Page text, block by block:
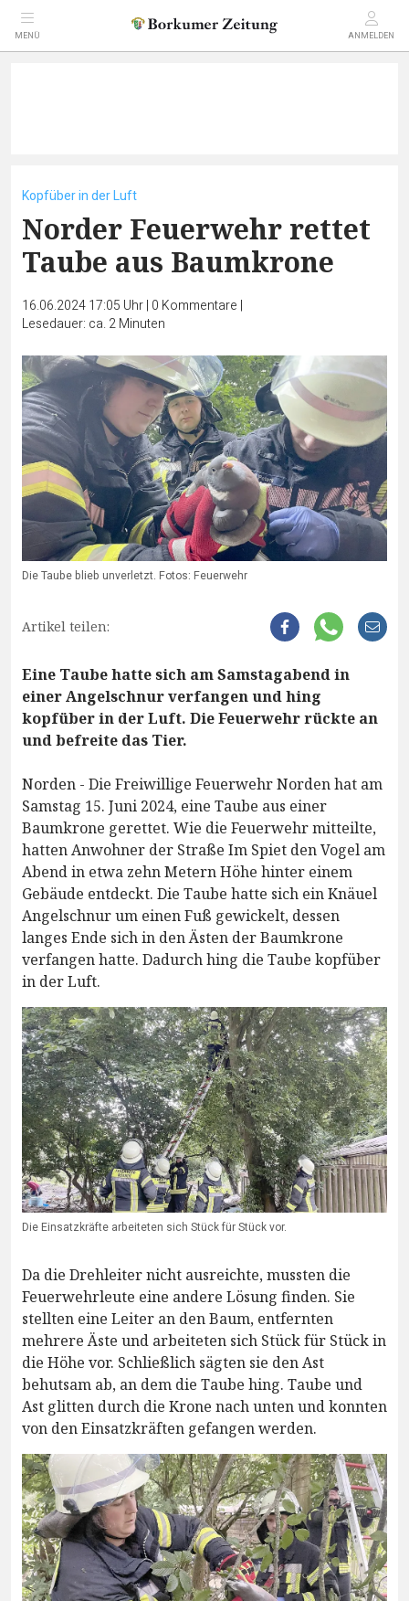
MENÜ ANMELDEN
Kopfüber in der Luft
Norder Feuerwehr rettet
Taube aus Baumkrone
16.06.2024 17:05 Uhr| 0 Kommentare |
Lesedauer: ca. 2 Minuten
Die Taube blieb unverletzt. Fotos: Feuerwehr
Artikel teilen:
Eine Taube hatte sich am Samstagabend in
einer Angelschnur verfangen und hing
kopfüber in der Luft. Die Feuerwehr rückte an
und befreite das Tier.
Norden - Die Freiwillige Feuerwehr Norden hat am
Samstag 15. Juni 2024, eine Taube aus einer
Baumkrone gerettet. Wie die Feuerwehr mitteilte,
hatten Anwohner der Straße Im Spiet den Vogel am
Abend in etwa zehn Metern Höhe hinter einem
Gebäude entdeckt. Die Taube hatte sich ein Knäuel
Angelschnur um einen Fuß gewickelt, dessen
langes Ende sich in den Ästen der Baumkrone
verfangen hatte. Dadurch hing die Taube kopfüber
in der Luft.
Die Einsatzkräfte arbeiteten sich Stück für Stück vor.
Da die Drehleiter nicht ausreichte, mussten die
Feuerwehrleute eine andere Lösung finden. Sie
stellten eine Leiter an den Baum, entfernten
mehrere Äste und arbeiteten sich Stück für Stück in
die Höhe vor. Schließlich sägten sie den Ast
behutsam ab, an dem die Taube hing. Taube und
Ast glitten durch die Krone nach unten und konnten
von den Einsatzkräften gefangen werden.